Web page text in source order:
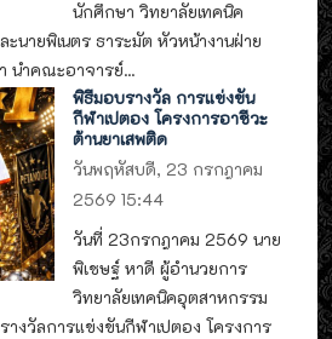
นักศึกษา วิทยาลัยเทคนิค
นายพิเนตร ธาระมัต หัวหน้างานฝ่าย
นำคณะอาจารย์...
พิธีมอบรางวัล การแข่งขัน
กีฬาเปตอง โครงการอาชีวะ
ต้านยาเสพติด
วันพฤหัสบดี, 23 กรกฎาคม
2569 15:44
วันที่ 23กรกฎาคม 2569 นาย
พิเชษฐ์ หาดี ผู้อำนวยการ
วิทยาลัยเทคนิคอุตสาหกรรม
างวัลการแข่งขันกีฬาเปตอง โครงการ